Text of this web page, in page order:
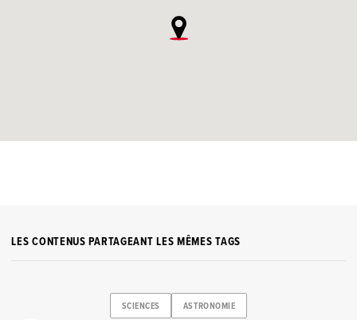
LES CONTENUS PARTAGEANT LES MÊMES TAGS
SCIENCES ASTRONOMIE